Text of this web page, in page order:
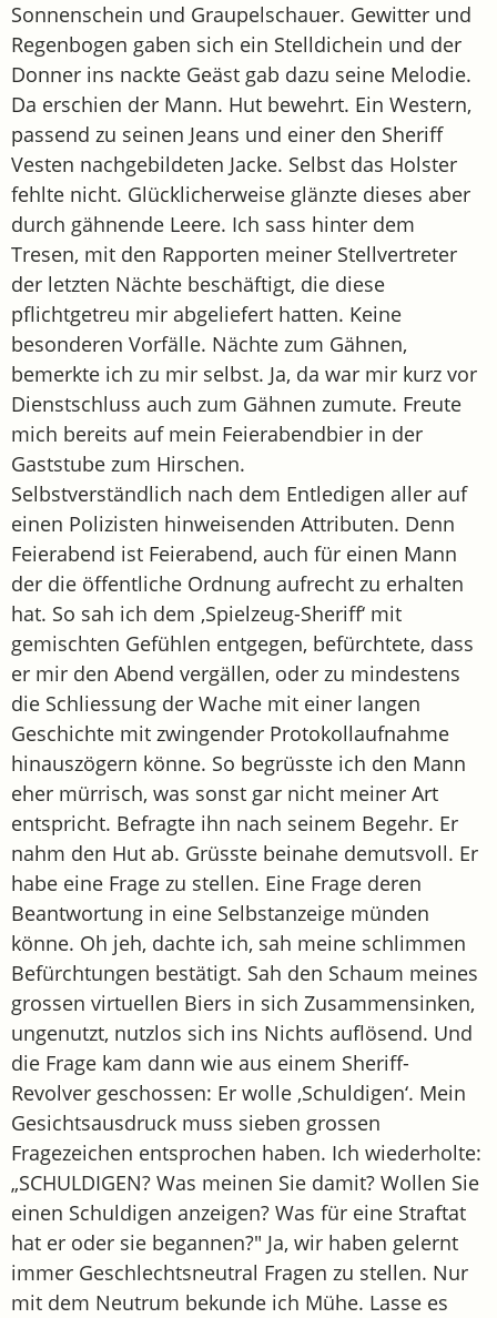
Sonnenschein und Graupelschauer. Gewitter und
Regenbogen gaben sich ein Stelldichein und der
Donner ins nackte Geäst gab dazu seine Melodie.
Da erschien der Mann. Hut bewehrt. Ein Western,
passend zu seinen Jeans und einer den Sheriff
Vesten nachgebildeten Jacke. Selbst das Holster
fehlte nicht. Glücklicherweise glänzte dieses aber
durch gähnende Leere. Ich sass hinter dem
Tresen, mit den Rapporten meiner Stellvertreter
der letzten Nächte beschäftigt, die diese
pflichtgetreu mir abgeliefert hatten. Keine
besonderen Vorfälle. Nächte zum Gähnen,
bemerkte ich zu mir selbst. Ja, da war mir kurz vor
Dienstschluss auch zum Gähnen zumute. Freute
mich bereits auf mein Feierabendbier in der
Gaststube zum Hirschen.
Selbstverständlich nach dem Entledigen aller auf
einen Polizisten hinweisenden Attributen. Denn
Feierabend ist Feierabend, auch für einen Mann
der die öffentliche Ordnung aufrecht zu erhalten
hat. So sah ich dem ‚Spielzeug-Sheriff‘ mit
gemischten Gefühlen entgegen, befürchtete, dass
er mir den Abend vergällen, oder zu mindestens
die Schliessung der Wache mit einer langen
Geschichte mit zwingender Protokollaufnahme
hinauszögern könne. So begrüsste ich den Mann
eher mürrisch, was sonst gar nicht meiner Art
entspricht. Befragte ihn nach seinem Begehr. Er
nahm den Hut ab. Grüsste beinahe demutsvoll. Er
habe eine Frage zu stellen. Eine Frage deren
Beantwortung in eine Selbstanzeige münden
könne. Oh jeh, dachte ich, sah meine schlimmen
Befürchtungen bestätigt. Sah den Schaum meines
grossen virtuellen Biers in sich Zusammensinken,
ungenutzt, nutzlos sich ins Nichts auflösend. Und
die Frage kam dann wie aus einem Sheriff-
Revolver geschossen: Er wolle ‚Schuldigen‘. Mein
Gesichtsausdruck muss sieben grossen
Fragezeichen entsprochen haben. Ich wiederholte:
„SCHULDIGEN? Was meinen Sie damit? Wollen Sie
einen Schuldigen anzeigen? Was für eine Straftat
hat er oder sie begannen?" Ja, wir haben gelernt
immer Geschlechtsneutral Fragen zu stellen. Nur
mit dem Neutrum bekunde ich Mühe. Lasse es